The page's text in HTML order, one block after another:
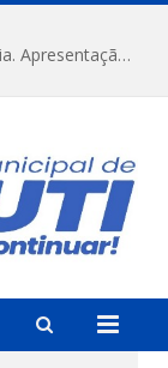
FESTRIBAL 2026 – No Coração da Amazônia. Apresentação da Munduruku.